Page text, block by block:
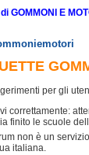
GOMMONI E
per gli
correttamente:
finito le scuole
non è un
italiana.